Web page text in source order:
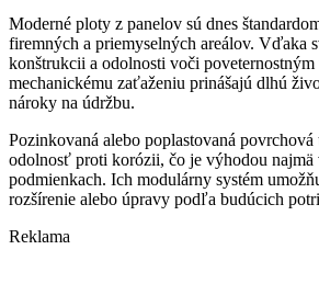
Moderné ploty z panelov sú dnes
firemných a priemyselných areálov. Vďaka
konštrukcii a odolnosti voči
mechanickému zaťaženiu prinášajú dlhú
nároky na údržbu.
Pozinkovaná alebo poplastovaná
odolnosť proti korózii, čo je výhodou najmä
podmienkach. Ich modulárny systém
rozšírenie alebo úpravy podľa budúcich
Reklama